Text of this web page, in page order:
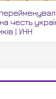
честь
| УНН